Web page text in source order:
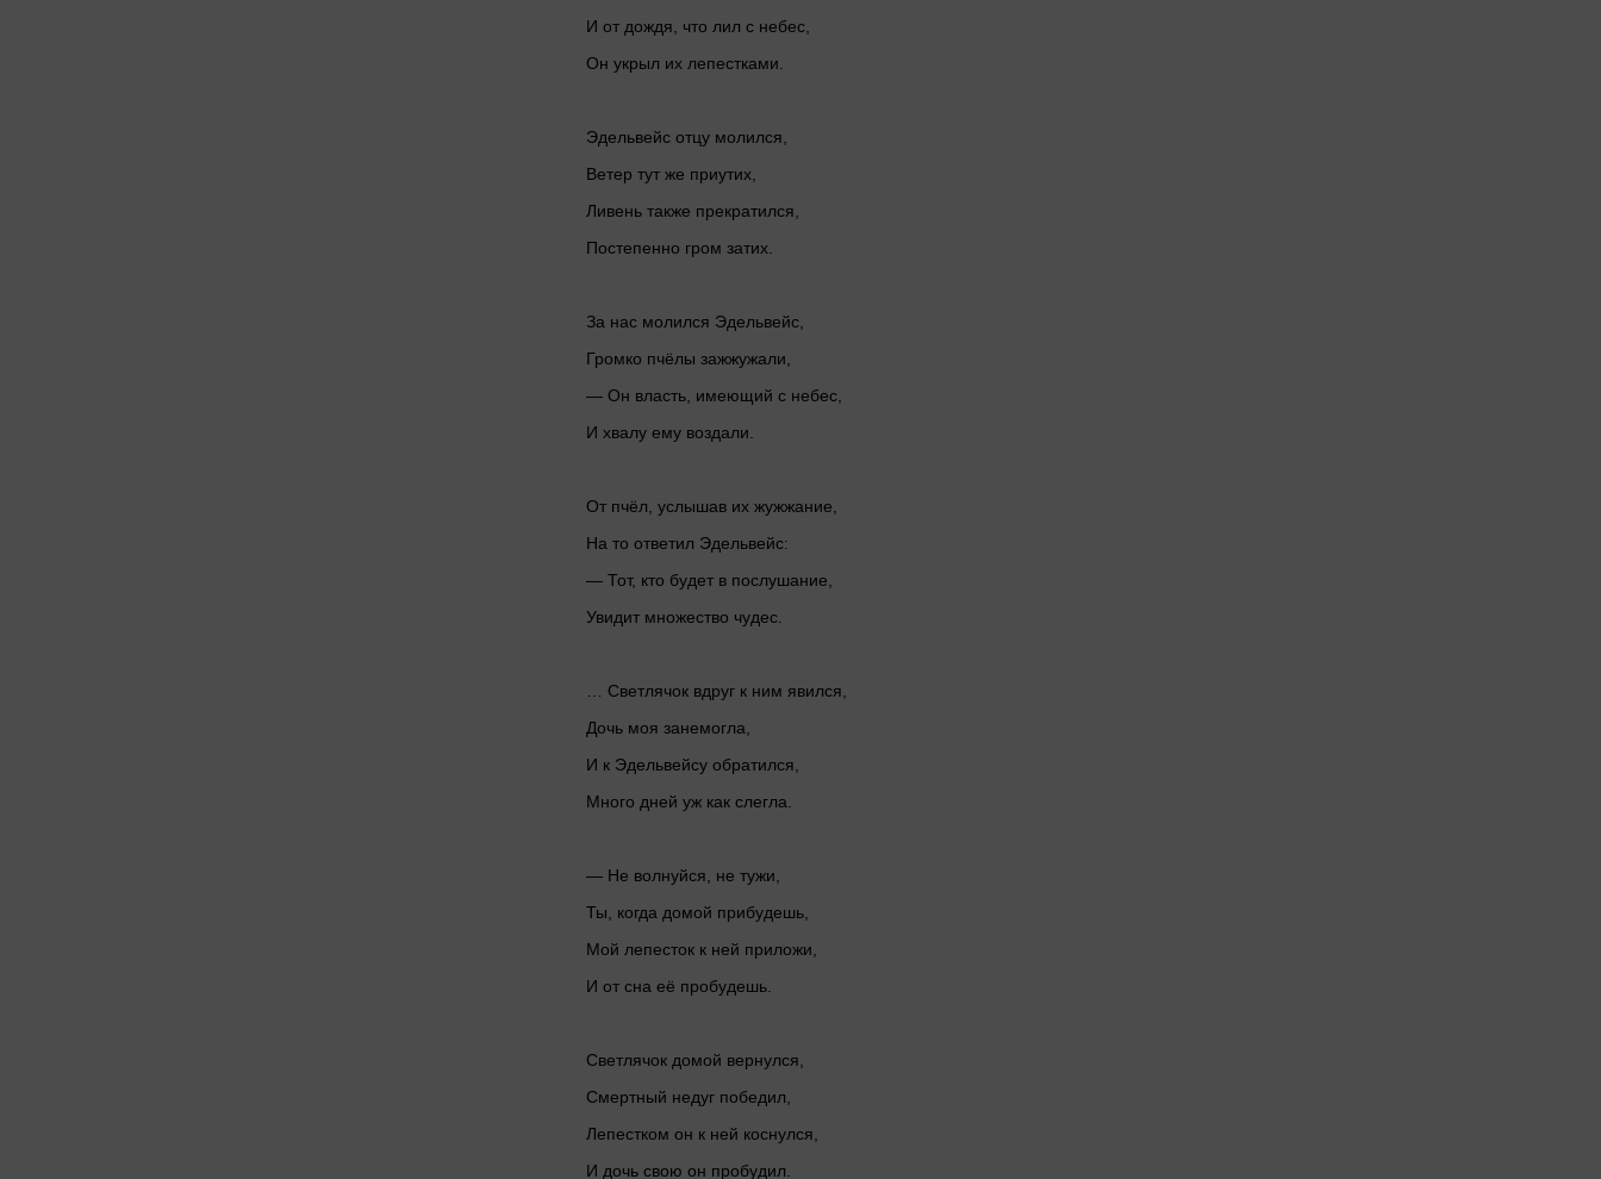
И от дождя, что лил с небес,
Он укрыл их лепестками.
Эдельвейс отцу молился,
Ветер тут же приутих,
Ливень также прекратился,
Постепенно гром затих.
За нас молился Эдельвейс,
Громко пчёлы зажжужали,
— Он власть, имеющий с небес,
И хвалу ему воздали.
От пчёл, услышав их жужжание,
На то ответил Эдельвейс:
— Тот, кто будет в послушание,
Увидит множество чудес.
… Светлячок вдруг к ним явился,
Дочь моя занемогла,
И к Эдельвейсу обратился,
Много дней уж как слегла.
— Не волнуйся, не тужи,
Ты, когда домой прибудешь,
Мой лепесток к ней приложи,
И от сна её пробудешь.
Светлячок домой вернулся,
Смертный недуг победил,
Лепестком он к ней коснулся,
И дочь свою он пробудил.